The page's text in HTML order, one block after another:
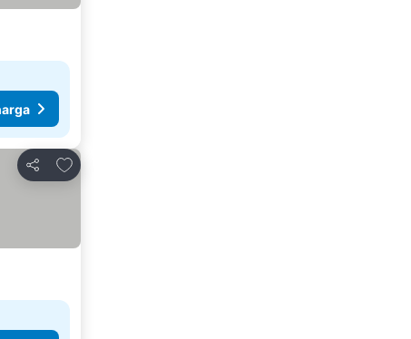
Bagikan
Tambahkan ke favorit